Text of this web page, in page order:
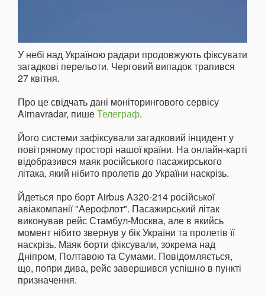
У небі над Україною радари продовжують фіксувати
загадкові перельоти. Черговий випадок трапився
27 квітня.
Про це свідчать дані моніторингового сервісу
Airnavradar, пишеТелеграф.
Його системи зафіксували загадковий інцидент у
повітряному просторі нашої країни. На онлайн-карті
відобразився маяк російського пасажирського
літака, який нібито пролетів до України наскрізь.
Йдеться про борт Airbus A320-214 російської
авіакомпанії "Аерофлот". Пасажирський літак
виконував рейс Стамбул-Москва, але в якийсь
момент нібито звернув у бік України та пролетів її
наскрізь. Маяк борти фіксували, зокрема над
Дніпром, Полтавою та Сумами. Повідомляється,
що, попри дива, рейс завершився успішно в пункті
призначення.